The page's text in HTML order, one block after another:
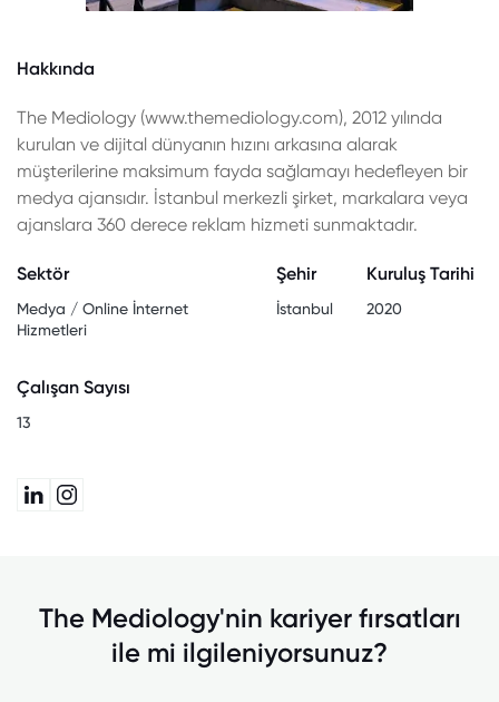
Hakkında
The Mediology (www.themediology.com), 2012 yılında
kurulan ve dijital dünyanın hızını arkasına alarak
müşterilerine maksimum fayda sağlamayı hedefleyen bir
medya ajansıdır. İstanbul merkezli şirket, markalara veya
ajanslara 360 derece reklam hizmeti sunmaktadır.
Sektör
Medya / Online İnternet
Hizmetleri
Şehir
İstanbul
Kuruluş Tarihi
2020
Çalışan Sayısı
13
The Mediology'nin kariyer fırsatları
ile mi ilgileniyorsunuz?